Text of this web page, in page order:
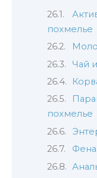
похмелье
Чай
похмелье